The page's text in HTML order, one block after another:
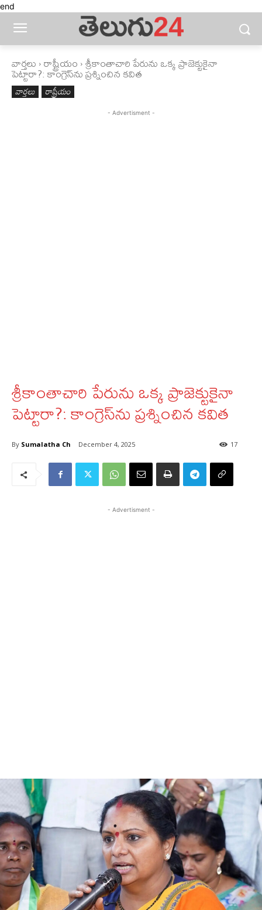
end
వార్తలు రాష్ట్రీయం శ్రీకాంతాచారి పేరును ఒక్క ప్రాజెక్టుకైనా
పెట్టారా?: కాంగ్రెస్‌ను ప్రశ్నించిన కవిత
వార్తలు రాష్ట్రీయం
- Advertisment -
శ్రీకాంతాచారి పేరును ఒక్క ప్రాజెక్టుకైనా
పెట్టారా?: కాంగ్రెస్‌ను ప్రశ్నించిన కవిత
By Sumalatha Ch December 4, 2025 17
- Advertisment -